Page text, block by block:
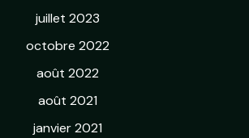
juillet 2023
octobre 2022
août 2022
août 2021
janvier 2021